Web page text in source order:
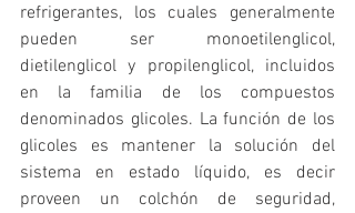
refrigerantes, los cuales generalmente
pueden ser monoetilenglicol,
dietilenglicol y propilenglicol, incluidos
en la familia de los compuestos
denominados glicoles. La función de los
glicoles es mantener la solución del
sistema en estado líquido, es decir
proveen un colchón de seguridad,